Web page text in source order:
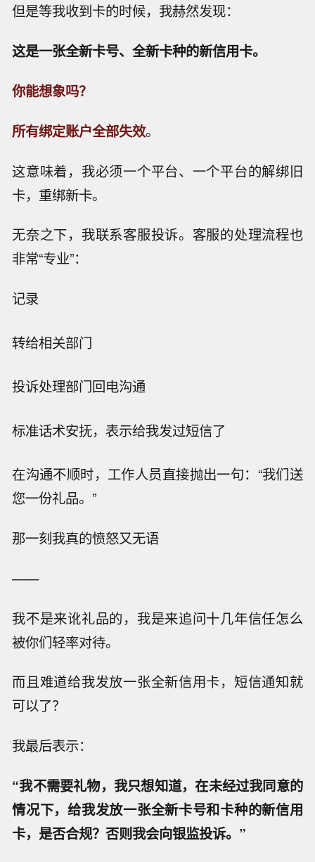
但是等我收到卡的时候，我赫然发现：
这是一张全新卡号、全新卡种的新信用卡。
你能想象吗？
所有绑定账户全部失效。
这意味着， 我必须一个平台、一个平台的解绑旧
卡，重绑新卡。
无奈之下，我联系客服投诉。客服的处理流程也
非常“专业”：
记录
转给相关部门
投诉处理部门回电沟通
标准话术安抚，表示给我发过短信了
在沟通不顺时，工作人员直接抛出一句：“我们送
您一份礼品。”
那一刻我真的愤怒又无语
——
我不是来讹礼品的，我是来追问十几年信任怎么
被你们轻率对待。
而且难道给我发放一张全新信用卡，短信通知就
可以了？
我最后表示：
“我不需要礼物，我只想知道，在未经过我同意的
情况下，给我发放一张全新卡号和卡种的新信用
卡，是否合规？否则我会向银监投诉。”